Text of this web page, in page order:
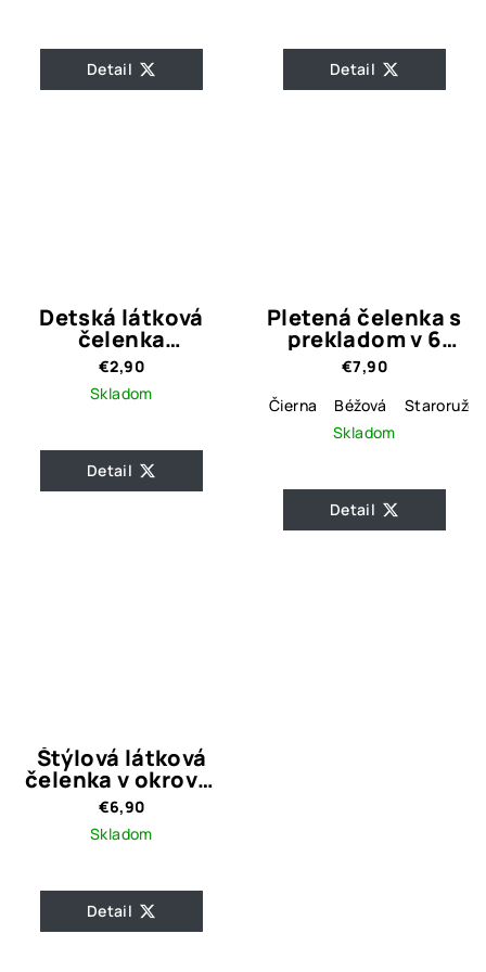
Detail Detail
Detská látková
čelenka
svetloružová s
labuťami
€2,90
Skladom
Detail
Pletená čelenka s
prekladom v 6
farbách
€7,90
Čierna
Béžová
Skladom
Detail
Štýlová látková
čelenka v okrovej
farbe
€6,90
Skladom
Detail